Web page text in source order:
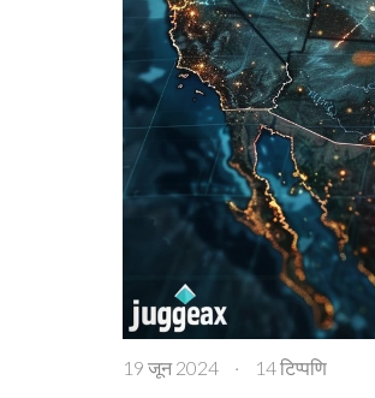
19 जून 2024 · 14 टिप्पणि